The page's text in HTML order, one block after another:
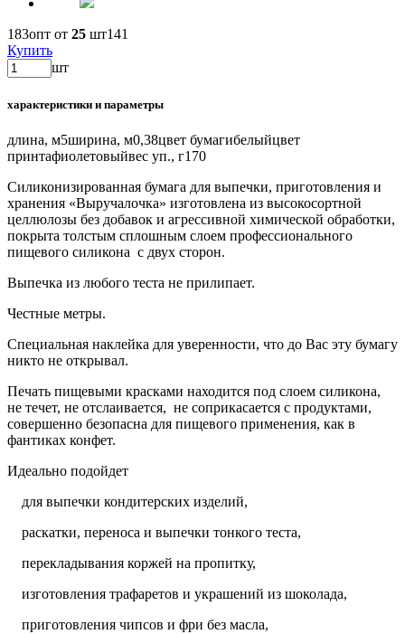
183опт от 25 шт141
Купить
шт
характеристики и параметры
длина, м5ширина, м0,38цвет бумагибелыйцвет
принтафиолетовыйвес уп., г170
Силиконизированная бумага для выпечки, приготовления и
хранения «Выручалочка» изготовлена из высокосортной
целлюлозы без добавок и агрессивной химической обработки,
покрыта толстым сплошным слоем профессионального
пищевого силикона с двух сторон.
Выпечка из любого теста не прилипает.
Честные метры.
Специальная наклейка для уверенности, что до Вас эту бумагу
никто не открывал.
Печать пищевыми красками находится под слоем силикона,
не течет, не отслаивается, не соприкасается с продуктами,
совершенно безопасна для пищевого применения, как в
фантиках конфет.
Идеально подойдет
для выпечки кондитерских изделий,
раскатки, переноса и выпечки тонкого теста,
перекладывания коржей на пропитку,
изготовления трафаретов и украшений из шоколада,
приготовления чипсов и фри без масла,